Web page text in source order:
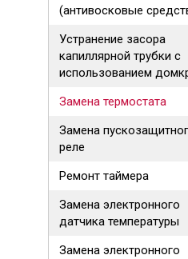
(антивосковые
Устранение засора
капиллярной трубки с
использованием
Замена термостата
Замена
реле
Ремонт таймера
Замена электронного
датчика температуры
Замена электронного